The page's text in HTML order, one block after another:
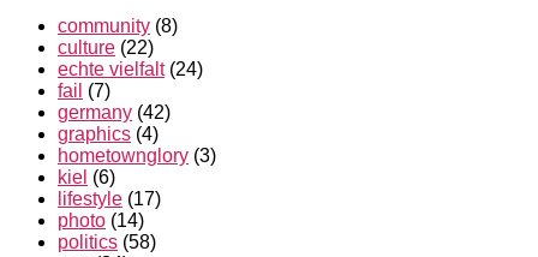
community (8)
culture (22)
echte vielfalt(24)
fail (7)
germany (42)
graphics (4)
hometownglory (3)
kiel (6)
lifestyle (17)
photo (14)
politics (58)